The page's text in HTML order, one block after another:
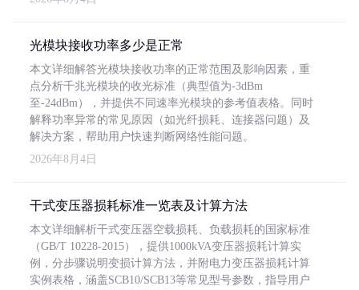
光模块接收功率多少是正常
本文详细解答光模块接收功率的正常范围及影响因素，重
点分析千兆光模块的收光标准（典型值为-3dBm
至-24dBm），并提供不同速率光模块的参考值表格。同时
解释功率异常的常见原因（如光纤损耗、连接器问题）及
解决方案，帮助用户快速判断网络性能问题。
2026年8月4日
干式变压器损耗标准一览表及计算方法
本文详细解析干式变压器空载损耗、负载损耗的国家标准
（GB/T 10228-2015），提供1000kVA变压器损耗计算实
例，分步骤说明变损计算方法，并附电力变压器损耗计算
实例表格，涵盖SCB10/SCB13等常见型号参数，指导用户